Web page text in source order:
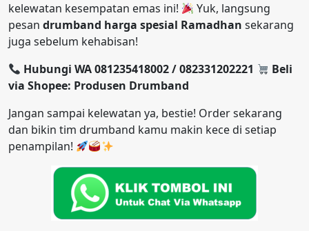
kelewatan kesempatan emas ini!
Yuk, langsung
pesan drumband harga spesial Ramadhan sekarang
juga sebelum kehabisan!
Hubungi WA 081235418002 / 082331202221
Beli
via Shopee: Produsen Drumband
Jangan sampai kelewatan ya, bestie! Order sekarang
dan bikin tim drumband kamu makin kece di setiap
penampilan!